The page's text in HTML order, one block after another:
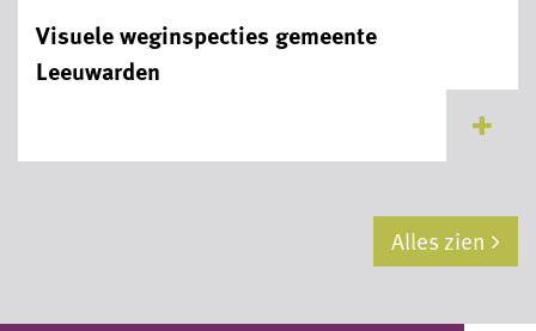
Visuele weginspecties gemeente
Leeuwarden
Alles zien